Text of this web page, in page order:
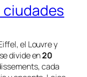
ciudades
el Louvre y
divide en20
, cada